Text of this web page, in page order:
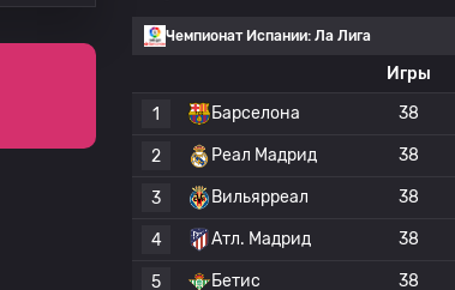
Чемпионат Испании: Ла Лига
Игры
1
Барселона 38
2 Реал Мадрид 38
3 Вильярреал 38
4 Атл. Мадрид 38
5 Бетис 38